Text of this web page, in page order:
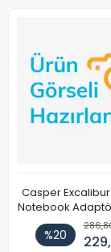
Casper Excalibur
Notebook
Kablosu
%20